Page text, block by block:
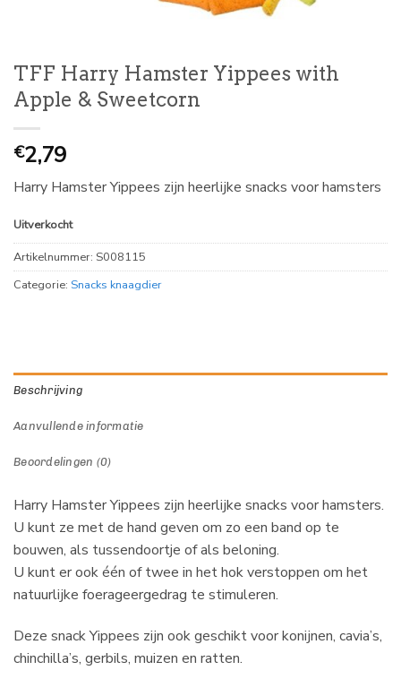
TFF Harry Hamster Yippees with
Apple & Sweetcorn
€2,79
Harry Hamster Yippees zijn heerlijke snacks voor hamsters
Uitverkocht
Artikelnummer: S008115
Categorie: Snacks knaagdier
Beschrijving
Aanvullende informatie
Beoordelingen (0)
Harry Hamster Yippees zijn heerlijke snacks voor hamsters.
U kunt ze met de hand geven om zo een band op te
bouwen, als tussendoortje of als beloning.
U kunt er ook één of twee in het hok verstoppen om het
natuurlijke foerageergedrag te stimuleren.
Deze snack Yippees zijn ook geschikt voor konijnen, cavia’s,
chinchilla’s, gerbils, muizen en ratten.